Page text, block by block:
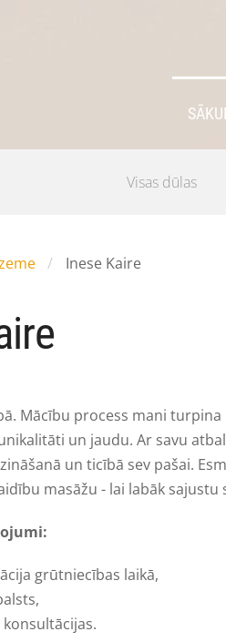
Visas dūlas
Inese Kaire
Mācību process mani
un jaudu. Ar savu
un ticībā sev pašai.
masāžu - lai labāk
grūtniecības laikā,